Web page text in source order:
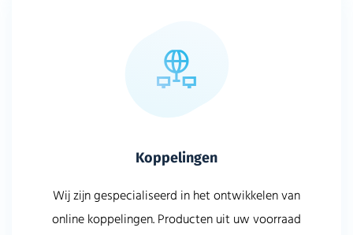
Koppelingen
Wij zijn gespecialiseerd in het ontwikkelen van
online koppelingen. Producten uit uw voorraad